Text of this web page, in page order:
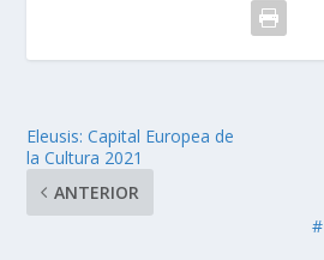
Eleusis: Capital Europea de
la Cultura 2021
ANTERIOR